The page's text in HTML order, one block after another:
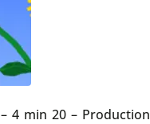
– 4 min 20 – Production